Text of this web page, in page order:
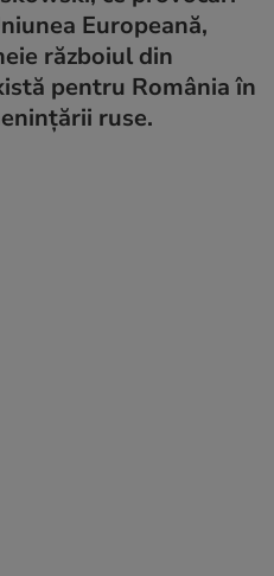
Europeană,
războiul din
pentru România în
ruse.